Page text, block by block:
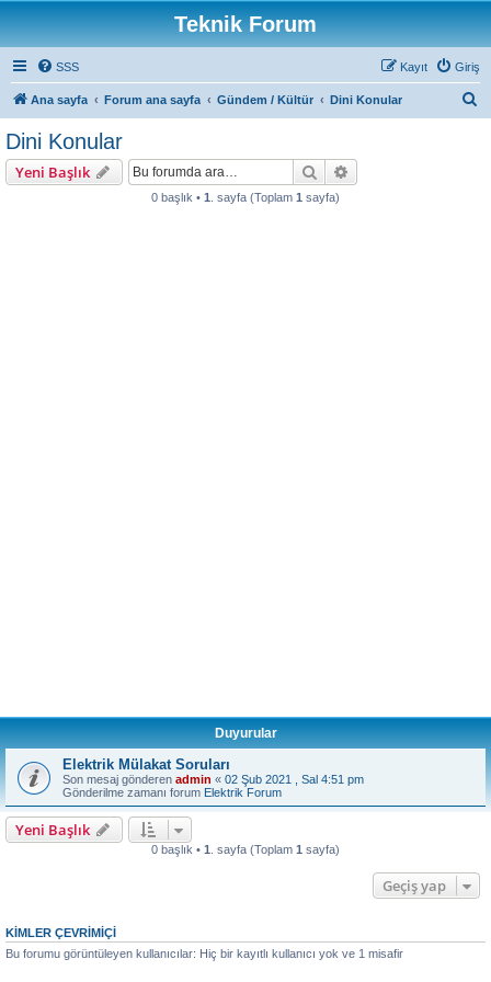
Teknik Forum
SSS Giriş
Kayıt
Ana sayfa Forum ana sayfa Gündem / Kültür Dini Konular
Dini Konular
Yeni Başlık Ara
0 başlık • 1 . sayfa (Toplam 1 sayfa)
Duyurular
Elektrik Mülakat Soruları
Son mesaj gönderen admin « 02 Şub 2021 , Sal 4:51 pm
Gönderilme zamanı forum Elektrik Forum
Yeni Başlık
0 başlık • 1 . sayfa (Toplam 1 sayfa)
Geçiş yap
KIMLER ÇEVRIMIÇI
Bu forumu görüntüleyen kullanıcılar: Hiç bir kayıtlı kullanıcı yok ve 1 misafir